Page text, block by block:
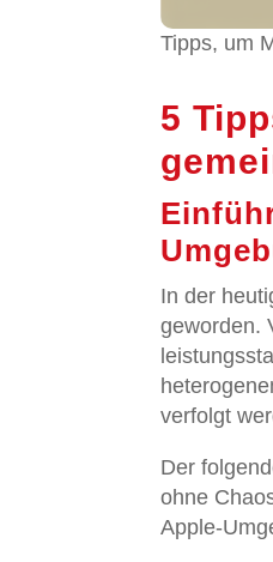
Tipps, um
5
In der
geworden.
verfolgt
Der
ohne
Apple-